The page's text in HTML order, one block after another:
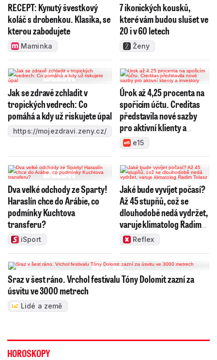
RECEPT: Kynutý švestkový
koláč s drobenkou. Klasika, se
kterou zabodujete
Maminka
7 ikonických kousků,
které vám budou slušet ve
20 i v 60 letech
Ženy
Jak se zdravě zchladit v
tropických vedrech: Co
pomáhá a kdy už riskujete úpal
https://mojezdravi.zeny.cz/
Úrok až 4,25 procenta na
spořicím účtu. Creditas
představila nové sazby
pro aktivní klienty a
investory
e15
Dva velké odchody ze Sparty!
Haraslín chce do Arábie, co
podmínky Kuchtova
transferu?
iSport
Jaké bude vyvíjet počasí?
Až 45 stupňů, což se
dlouhodobě nedá vydržet,
varuje klimatolog Radim
TolaszReflex
Sraz v šest ráno. Vrchol festivalu Tóny Dolomit zazní za
úsvitu ve 3000 metrech
Lidé a země
HOROSKOPY